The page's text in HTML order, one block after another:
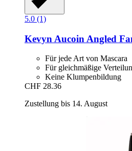
5.0 (1)
Kevyn Aucoin Angled
Für jede Art von Mascara
Für gleichmäßige
Keine Klumpenbildung
CHF 28.36
Zustellung bis 14. August